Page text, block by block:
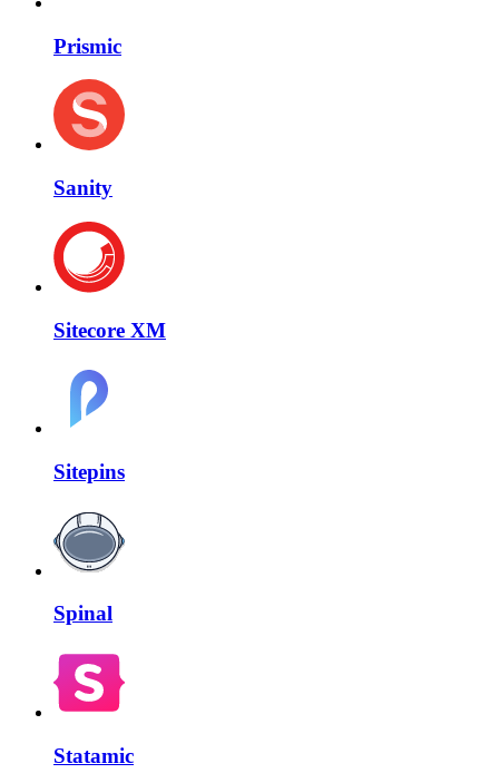
Prismic
Sanity
Sitecore XM
Sitepins
Spinal
Statamic